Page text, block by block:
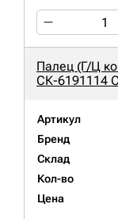
Палец (Г/Ц
СК-6191114
Артикул
Бренд
Склад
Кол-во
Цена